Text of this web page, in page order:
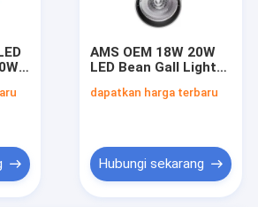
AMS OEM 18W 20W
LED Bean Gall Light
Menyilaukan
dapatkan harga terbaru
Hubungi sekarang